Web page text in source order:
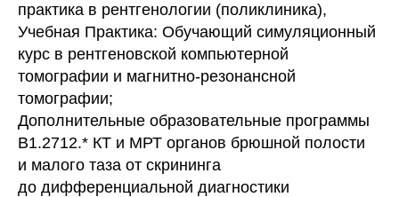
практика в рентгенологии (поликлиника),
Учебная Практика: Обучающий симуляционный
курс в рентгеновской компьютерной
томографии и магнитно-резонансной
томографии;
Дополнительные образовательные программы
В1.2712.* КТ и МРТ органов брюшной полости
и малого таза от скрининга
до дифференциальной диагностики